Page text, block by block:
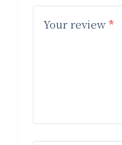
Your review*